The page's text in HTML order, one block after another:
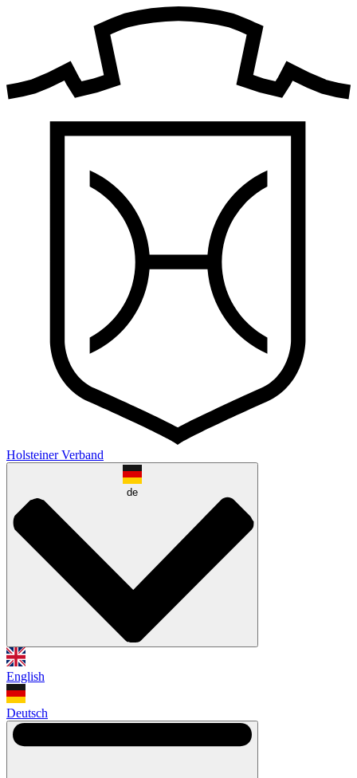
Holsteiner Verband
de
English
Deutsch